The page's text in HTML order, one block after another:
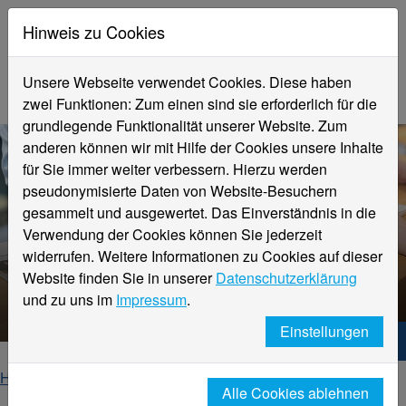
Veranstaltungsdetails
Hochschule Niederrhein. Dein Weg.
Home
Veranstaltungen
Hinweis zu Cookies
Unsere Webseite verwendet Cookies. Diese haben
zwei Funktionen: Zum einen sind sie erforderlich für die
grundlegende Funktionalität unserer Website. Zum
anderen können wir mit Hilfe der Cookies unsere Inhalte
für Sie immer weiter verbessern. Hierzu werden
pseudonymisierte Daten von Website-Besuchern
gesammelt und ausgewertet. Das Einverständnis in die
Verwendung der Cookies können Sie jederzeit
widerrufen. Weitere Informationen zu Cookies auf dieser
Website finden Sie in unsererDatenschutzerklärung
und zu uns im Impressum.
Einstellungen
Alle Cookies ablehnen